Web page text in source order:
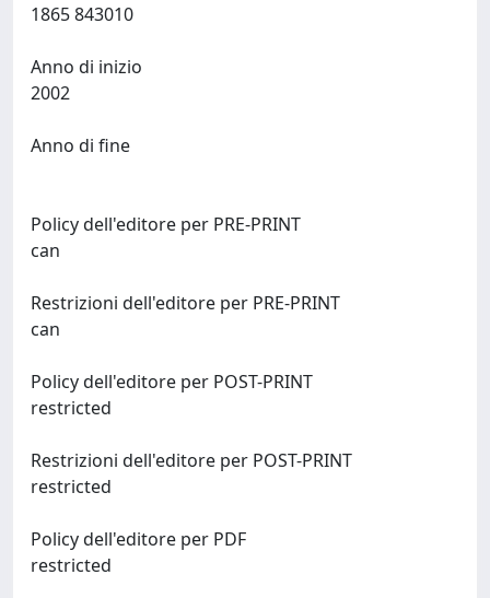
Anno di inizio
Anno di fine
Policy dell'editore per PRE-PRINT
Restrizioni dell'editore per PRE-PRINT
Policy dell'editore per POST-PRINT
Restrizioni dell'editore per POST-PRINT
Policy dell'editore per PDF